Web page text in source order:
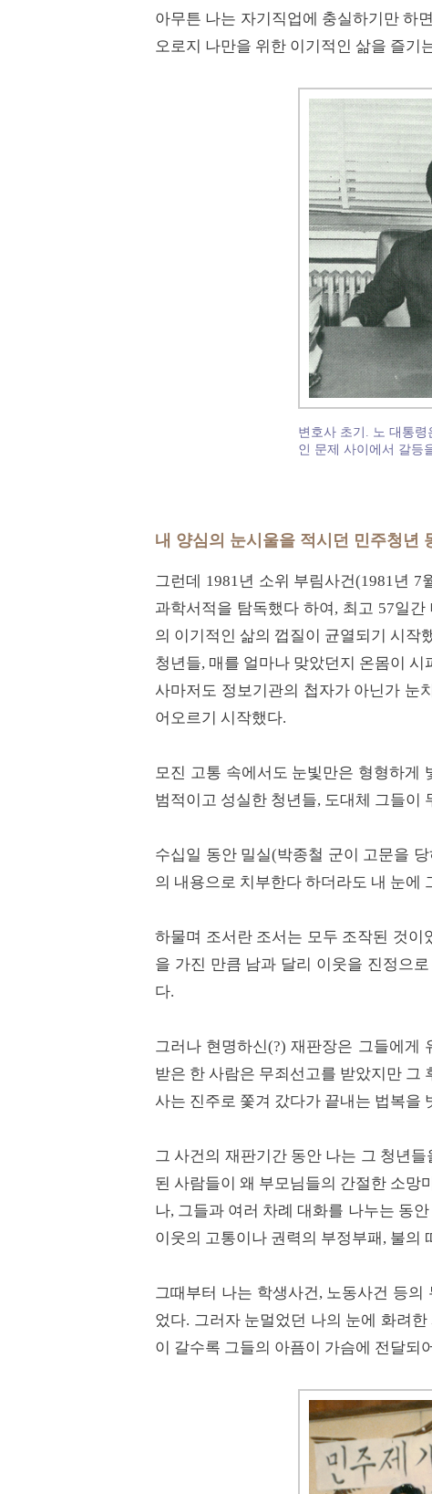
아무튼 나는 자기직업에 충실하기만 하
오로지 나만을 위한 이기적인 삶을 즐기
변호사 초기. 노 대통
인 문제 사이에서 갈등
내 양심의 눈시울을 적시던 민주청년
그런데 1981년 소위 부림사건(1981년
과학서적을 탐독했다 하여, 최고 57일
의 이기적인 삶의 껍질이 균열되기 시작
청년들, 매를 얼마나 맞았던지 온몸이
사마저도 정보기관의 첩자가 아닌가 눈
어오르기 시작했다.
모진 고통 속에서도 눈빛만은 형형하게
범적이고 성실한 청년들, 도대체 그들이
수십일 동안 밀실(박종철 군이 고문을
의 내용으로 치부한다 하더라도 내 눈에
하물며 조서란 조서는 모두 조작된 것
을 가진 만큼 남과 달리 이웃을 진정으
다.
그러나 현명하신(?) 재판장은 그들에게
받은 한 사람은 무죄선고를 받았지만 그
사는 진주로 쫓겨 갔다가 끝내는 법복을
그 사건의 재판기간 동안 나는 그 청년
된 사람들이 왜 부모님들의 간절한 소망
나, 그들과 여러 차례 대화를 나누는 동
이웃의 고통이나 권력의 부정부패, 불의
그때부터 나는 학생사건, 노동사건 등
었다. 그러자 눈멀었던 나의 눈에 화려
이 갈수록 그들의 아픔이 가슴에 전달되